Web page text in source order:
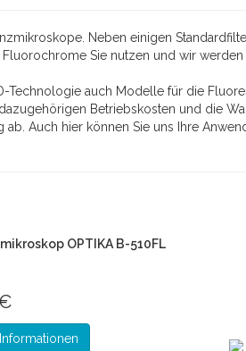
Neben einigen
Sie nutzen und wir
Technologie auch Modelle für die
Betriebskosten und die
Auch hier können Sie uns Ihre
OPTIKA B-510FL